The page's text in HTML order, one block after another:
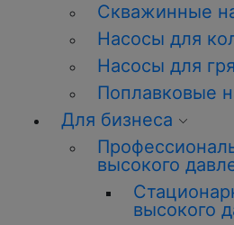
Скважинные
Насосы для
Насосы для
Поплавковые
Для бизнеса
высокого
высокого